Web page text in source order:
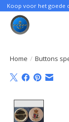
Koop voor het goede
Home / Buttons